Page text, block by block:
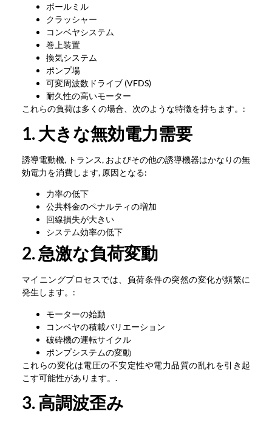
ボールミル
クラッシャー
コンベヤシステム
巻上装置
換気システム
ポンプ場
可変周波数ドライブ (VFDS)
耐久性の高いモーター
これらの負荷は多くの場合、次のような特徴を持ちます。:
1. 大きな無効電力需要
誘導電動機, トランス, およびその他の誘導機器はかなりの無
効電力を消費します, 原因となる:
力率の低下
公共料金のペナルティの増加
回線損失が大きい
システム効率の低下
2. 急激な負荷変動
マイニングプロセスでは、負荷条件の突然の変化が頻繁に
発生します。:
モーターの始動
コンベヤの積載バリエーション
破砕機の運転サイクル
ポンプシステムの変動
これらの変化は電圧の不安定性や電力品質の乱れを引き起
こす可能性があります。.
3. 高調波歪み